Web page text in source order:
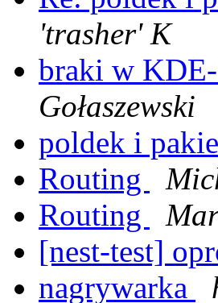
'trasher' K
braki w
Gołaszewski
poldek i
Routing
Routing
[nest-test]
nagrywarka